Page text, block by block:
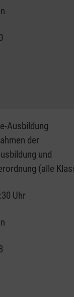
Ausbildung
der
und
(alle
Uhr